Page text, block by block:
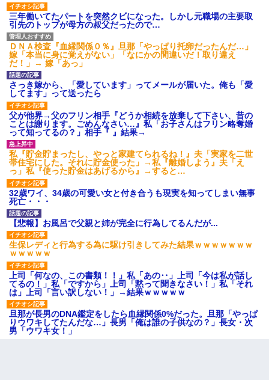
三年働いてたパートを突然クビになった。しかし元職場の主要取
引先のトップが母方の叔父だったので…
ＤＮＡ検査『血縁関係０％』旦那「やっぱり托卵だったんだ…」
嫁「本当に身に覚えがない」「なにかの間違いだ！取り違え
だ！」→ 嫁「あっ」
さっき嫁から、「愛しています」ってメールが届いた。俺も「愛
してます」って送ったら
父が他界→父のフリン相手『どうか相続を放棄して下さい、昔の
ことは謝ります。ごめんなさい…』私「お子さんはフリン略奪婚
って知ってるの？」相手『 』結果→
私『貯金貯まったし、やっと家建てられるね！』夫「実家を二世
帯住宅にした。それに貯金使った」→私『離婚しよう』夫「え
っ」私『使った貯金はあげるから』→すると…
32歳ワイ、34歳の可愛い女と付き合うも現実を知ってしまい無事
死亡・・・
【悲報】お風呂で父親と姉が完全に行為してるんだが...
生保レディと行為する為に駆け引きしてみた結果ｗｗｗｗｗｗｗ
ｗｗｗｗｗ
上司「何なの、この書類！！」私「あの‥」上司「今は私が話し
てるの！」私「ですから」上司「黙って聞きなさい！」私「それ
は」上司「言い訳しない！」→結果ｗｗｗｗｗ
旦那が長男のDNA鑑定をしたら血縁関係0%だった。旦那「やっぱ
りウワキしてたんだな…」長男「俺は誰の子供なの？」長女・次
男「ウワキ女！」